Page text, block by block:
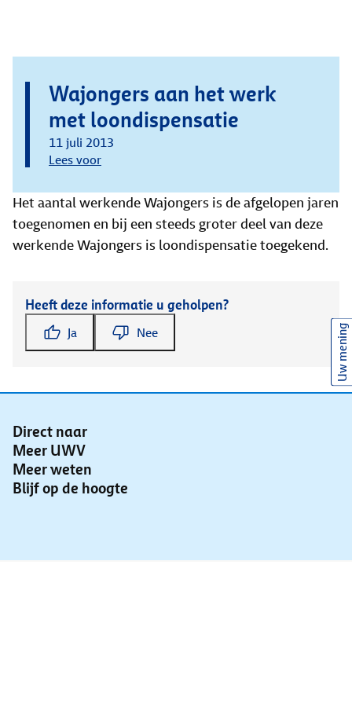
Wajongers aan het werk
met loondispensatie
11 juli 2013
Lees voor
Het aantal werkende Wajongers is de afgelopen jaren
toegenomen en bij een steeds groter deel van deze
werkende Wajongers is loondispensatie toegekend.
Heeft deze informatie u geholpen?
Ja Nee
Direct naar
Meer UWV
Meer weten
Blijf op de hoogte
Uw mening